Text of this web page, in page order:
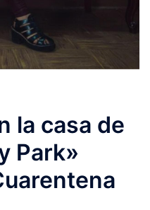
la casa de
Park»